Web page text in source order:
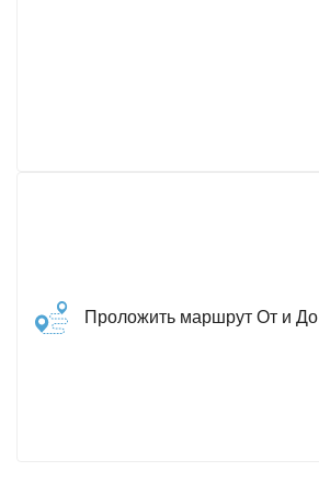
Проложить маршрут От и До